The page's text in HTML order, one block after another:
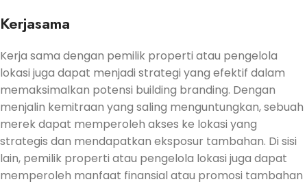
Kerjasama
Kerja sama dengan pemilik properti atau pengelola
lokasi juga dapat menjadi strategi yang efektif dalam
memaksimalkan potensi building branding. Dengan
menjalin kemitraan yang saling menguntungkan, sebuah
merek dapat memperoleh akses ke lokasi yang
strategis dan mendapatkan eksposur tambahan. Di sisi
lain, pemilik properti atau pengelola lokasi juga dapat
memperoleh manfaat finansial atau promosi tambahan